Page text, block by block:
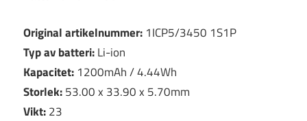
Original artikelnummer: 1ICP5/3450 1S1P
Typ av batteri:Li-ion
Kapacitet: 1200mAh / 4.44Wh
Storlek:53.00 x 33.90 x 5.70mm
Vikt:23